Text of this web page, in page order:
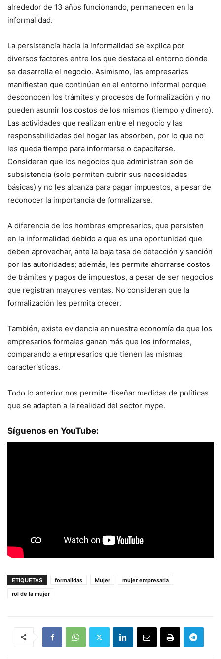
alrededor de 13 años funcionando, permanecen en la
informalidad.
La persistencia hacia la informalidad se explica por
diversos factores entre los que destaca el entorno donde
se desarrolla el negocio. Asimismo, las empresarias
manifiestan que continúan en el entorno informal porque
desconocen los trámites y procesos de formalización y no
pueden asumir los costos de los mismos (tiempo y dinero).
Las actividades que realizan entre el negocio y las
responsabilidades del hogar las absorben, por lo que no
les queda tiempo para informarse o capacitarse.
Consideran que los negocios que administran son de
subsistencia (solo permiten cubrir sus necesidades
básicas) y no les alcanza para pagar impuestos, a pesar de
reconocer la importancia de formalizarse.
A diferencia de los hombres empresarios, que persisten
en la informalidad debido a que es una oportunidad que
deben aprovechar, ante la baja tasa de detección y sanción
por las autoridades; además, les permite ahorrarse costos
de trámites y pagos de impuestos, a pesar de ser negocios
que registran mayores ventas. No consideran que la
formalización les permita crecer.
También, existe evidencia en nuestra economía de que los
empresarios formales ganan más que los informales,
comparando a empresarios que tienen las mismas
características.
Todo lo anterior nos permite diseñar medidas de políticas
que se adapten a la realidad del sector mype.
Síguenos en YouTube:
ETIQUETAS formalidas Mujer
mujer empresaria
rol de la mujer